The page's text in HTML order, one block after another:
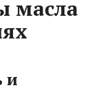
масла
и